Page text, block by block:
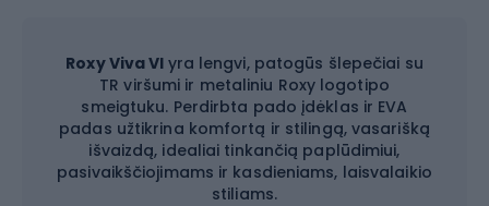
Roxy Viva VI yra lengvi, patogūs šlepečiai su
TR viršumi ir metaliniu Roxy logotipo
smeigtuku. Perdirbta pado įdėklas ir EVA
padas užtikrina komfortą ir stilingą, vasarišką
išvaizdą, idealiai tinkančią paplūdimiui,
pasivaikščiojimams ir kasdieniams, laisvalaikio
stiliams.